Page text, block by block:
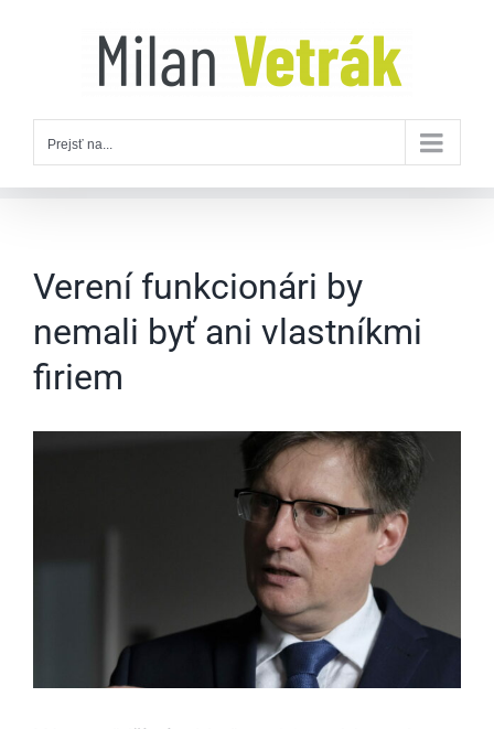
Prejsť na...
Verení funkcionári by
nemali byť ani vlastníkmi
firiem